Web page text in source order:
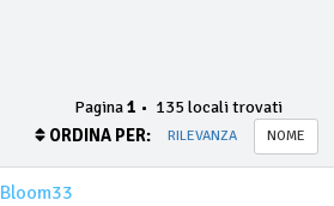
Pagina1 • 135 locali trovati
ORDINA PER:
RILEVANZA NOME
Bloom33